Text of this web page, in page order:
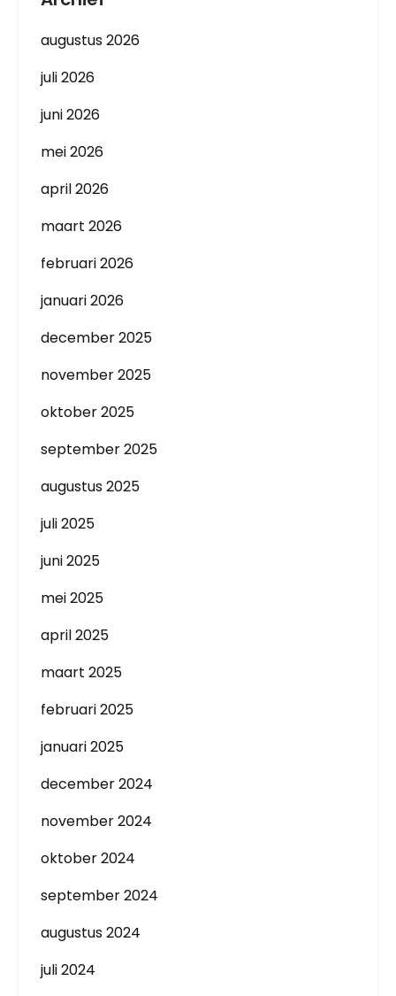
augustus 2026
juli 2026
juni 2026
mei 2026
april 2026
maart 2026
februari 2026
januari 2026
december 2025
november 2025
oktober 2025
september 2025
augustus 2025
juli 2025
juni 2025
mei 2025
april 2025
maart 2025
februari 2025
januari 2025
december 2024
november 2024
oktober 2024
september 2024
augustus 2024
juli 2024